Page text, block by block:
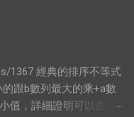
被覆蓋，所以就是整段
當然就是去看小孩的值
沒用，所以就砍掉他吧
push_back typedef long
FF first #define SS
bian{ PII pos; int cnt;
1367 經典的排序不等式
跟b數列最大的乘+a數
值，詳細證明可以查一